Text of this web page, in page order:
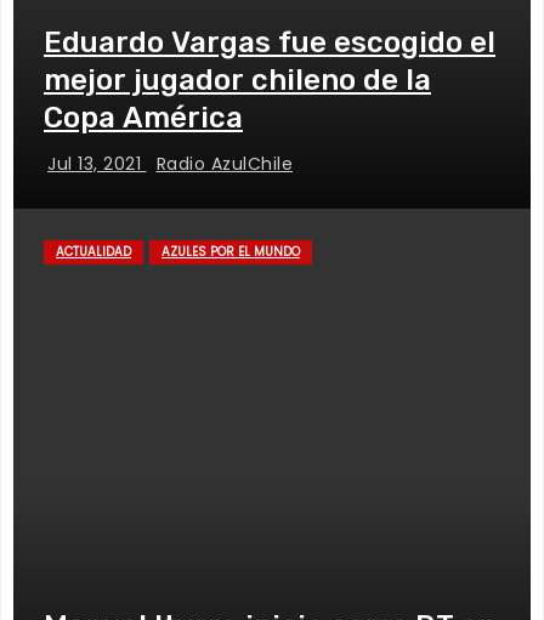
Eduardo Vargas fue escogido el
mejor jugador chileno de la
Copa América
Jul 13, 2021 Radio AzulChile
ACTUALIDAD AZULES POR EL MUNDO